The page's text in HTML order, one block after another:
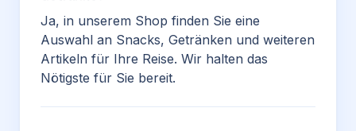
Ja, in unserem Shop finden Sie eine
Auswahl an Snacks, Getränken und weiteren
Artikeln für Ihre Reise. Wir halten das
Nötigste für Sie bereit.